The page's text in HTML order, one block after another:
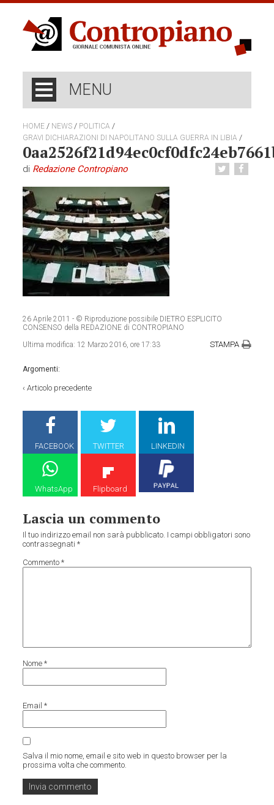
MENU
HOME / NEWS / POLITICA /
GRAVI DICHIARAZIONI DI NAPOLITANO SULLA GUERRA IN LIBIA /
di Redazione Contropiano
26 Aprile 2011 - © Riproduzione possibile DIETRO ESPLICITO
CONSENSO della REDAZIONE di CONTROPIANO
Ultima modifica: 12 Marzo 2016, ore 17:33 STAMPA
Argomenti:
‹Articolo precedente
FACEBOOK TWITTER LINKEDIN
WhatsApp Flipboard
Lascia un commento
Il tuo indirizzo email non sarà pubblicato. I campi obbligatori sono
contrassegnati*
Commento*
Nome*
Email*
Salva il mio nome, email e sito web in questo browser per la
prossima volta che commento.